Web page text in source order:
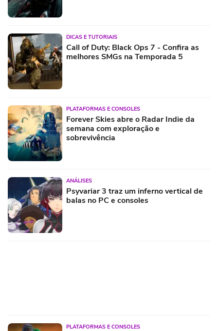
DICAS E TUTORIAIS
Call of Duty: Black Ops 7 - Confira as
melhores SMGs na Temporada 5
PLATAFORMAS E CONSOLES
Forever Skies abre o Radar Indie da
semana com exploração e
sobrevivência
ANÁLISES
Psyvariar 3 traz um inferno vertical de
balas no PC e consoles
PLATAFORMAS E CONSOLES